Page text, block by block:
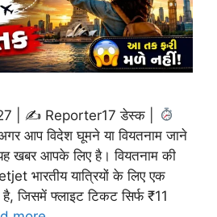
| ✍ Reporter17 डेस्क |
आप विदेश घूमने या वियतनाम जाने
खबर आपके लिए है। वियतनाम की
भारतीय यात्रियों के लिए एक
जिसमें फ्लाइट टिकट सिर्फ ₹11